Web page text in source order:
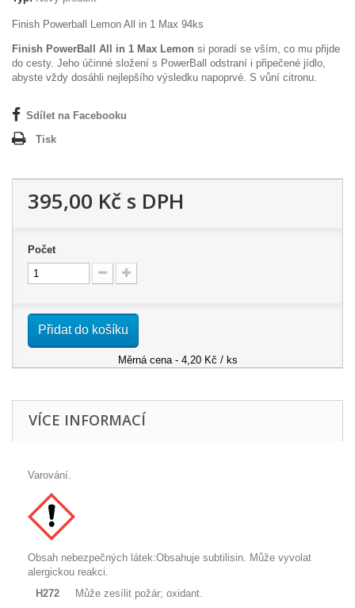
Finish Powerball Lemon All in 1 Max 94ks
Finish PowerBall All in 1 Max Lemon si poradí se vším, co mu přijde
do cesty. Jeho účinné složení s PowerBall odstraní i připečené jídlo,
abyste vždy dosáhli nejlepšího výsledku napoprvé. S vůní citronu.
Sdílet na Facebooku
Tisk
395,00 Kč s DPH
Počet
Přidat do košíku
Měrná cena - 4,20 Kč / ks
VÍCE INFORMACÍ
Varování.
Obsah nebezpečných látek:Obsahuje subtilisin. Může vyvolat
alergickou reakci.
H272
Může zesílit požár; oxidant.